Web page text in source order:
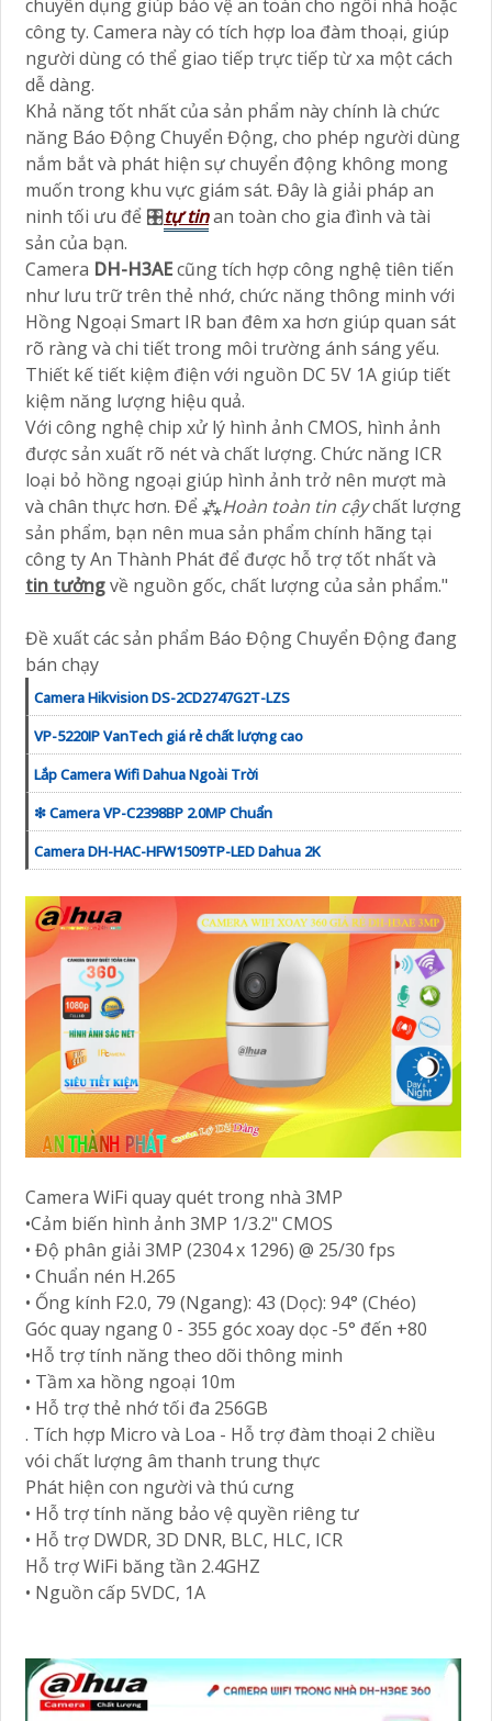
chuyên dụng giúp bảo vệ an toàn cho ngôi nhà hoặc
công ty. Camera này có tích hợp loa đàm thoại, giúp
người dùng có thể giao tiếp trực tiếp từ xa một cách
dễ dàng.
Khả năng tốt nhất của sản phẩm này chính là chức
năng Báo Động Chuyển Động, cho phép người dùng
nắm bắt và phát hiện sự chuyển động không mong
muốn trong khu vực giám sát. Đây là giải pháp an
ninh tối ưu để 🎛tự tinan toàn cho gia đình và tài
sản của bạn.
Camera DH-H3AEcũng tích hợp công nghệ tiên tiến
như lưu trữ trên thẻ nhớ, chức năng thông minh với
Hồng Ngoại Smart IR ban đêm xa hơn giúp quan sát
rõ ràng và chi tiết trong môi trường ánh sáng yếu.
Thiết kế tiết kiệm điện với nguồn DC 5V 1A giúp tiết
kiệm năng lượng hiệu quả.
Với công nghệ chip xử lý hình ảnh CMOS, hình ảnh
được sản xuất rõ nét và chất lượng. Chức năng ICR
loại bỏ hồng ngoại giúp hình ảnh trở nên mượt mà
và chân thực hơn. Để ⁂Hoàn toàn tin cậychất lượng
sản phẩm, bạn nên mua sản phẩm chính hãng tại
công ty An Thành Phát để được hỗ trợ tốt nhất và
tin tưởngvề nguồn gốc, chất lượng của sản phẩm."
Đề xuất các sản phẩm Báo Động Chuyển Động đang
bán chạy
Camera Hikvision DS-2CD2747G2T-LZS
VP-5220IP VanTech giá rẻ chất lượng cao
Lắp Camera Wifi Dahua Ngoài Trời
❇ Camera VP-C2398BP 2.0MP Chuẩn
Camera DH-HAC-HFW1509TP-LED Dahua 2K
Camera WiFi quay quét trong nhà 3MP
•Cảm biến hình ảnh 3MP 1/3.2" CMOS
• Độ phân giải 3MP (2304 x 1296) @ 25/30 fps
• Chuẩn nén H.265
• Ống kính F2.0, 79 (Ngang): 43 (Dọc): 94° (Chéo)
Góc quay ngang 0 - 355 góc xoay dọc -5° đến +80
•Hỗ trợ tính năng theo dõi thông minh
• Tầm xa hồng ngoại 10m
• Hỗ trợ thẻ nhớ tối đa 256GB
. Tích hợp Micro và Loa - Hỗ trợ đàm thoại 2 chiều
vói chất lượng âm thanh trung thực
Phát hiện con người và thú cưng
• Hỗ trợ tính năng bảo vệ quyền riêng tư
• Hỗ trợ DWDR, 3D DNR, BLC, HLC, ICR
Hỗ trợ WiFi băng tần 2.4GHZ
• Nguồn cấp 5VDC, 1A